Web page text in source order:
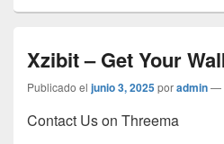
Xzibit – Get Your
Publicado el junio 3, 2025poradmin—
Contact Us on Threema